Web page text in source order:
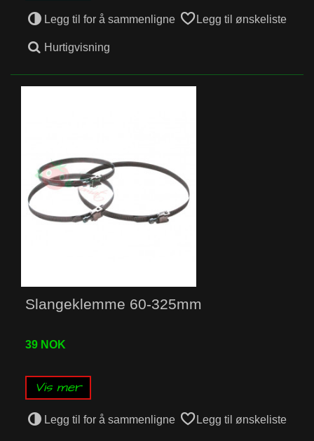
Legg til for å sammenligne Legg til ønskeliste
Hurtigvisning
Slangeklemme 60-325mm
39 NOK
Vis mer
Legg til for å sammenligne Legg til ønskeliste